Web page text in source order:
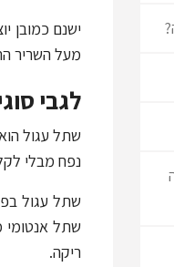
מעל השריר
לגבי
נפח מבלי
שתל עגול
שתל אנטומי
ריקה.